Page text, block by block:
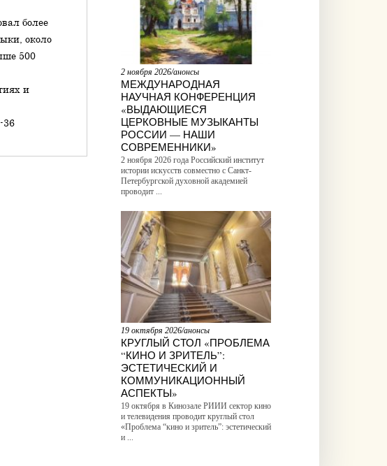
2 ноября 2026/анонсы
МЕЖДУНАРОДНАЯ
НАУЧНАЯ КОНФЕРЕНЦИЯ
«ВЫДАЮЩИЕСЯ
ЦЕРКОВНЫЕ МУЗЫКАНТЫ
РОССИИ — НАШИ
СОВРЕМЕННИКИ»
2 ноября 2026 года Российский институт
истории искусств совместно с Санкт-
Петербургской духовной академией
проводит ...
19 октября 2026/анонсы
КРУГЛЫЙ СТОЛ «ПРОБЛЕМА
“КИНО И ЗРИТЕЛЬ”:
ЭСТЕТИЧЕСКИЙ И
КОММУНИКАЦИОННЫЙ
АСПЕКТЫ»
19 октября в Кинозале РИИИ сектор кино
и телевидения проводит круглый стол
«Проблема “кино и зритель”: эстетический
и ...
более
около
500
и
36